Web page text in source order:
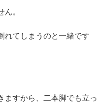
。
れてしまうのと一緒です
ますから、二本脚でも立っ